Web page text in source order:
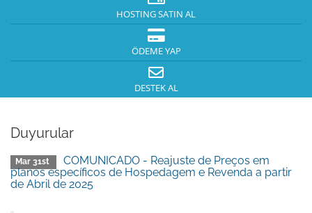
HOSTING SATIN AL
ÖDEME YAP
DESTEK AL
Duyurular
Mar 31st
COMUNICADO - Reajuste de Preços em
planos específicos de Hospedagem e Revenda a partir
de Abril de 2025